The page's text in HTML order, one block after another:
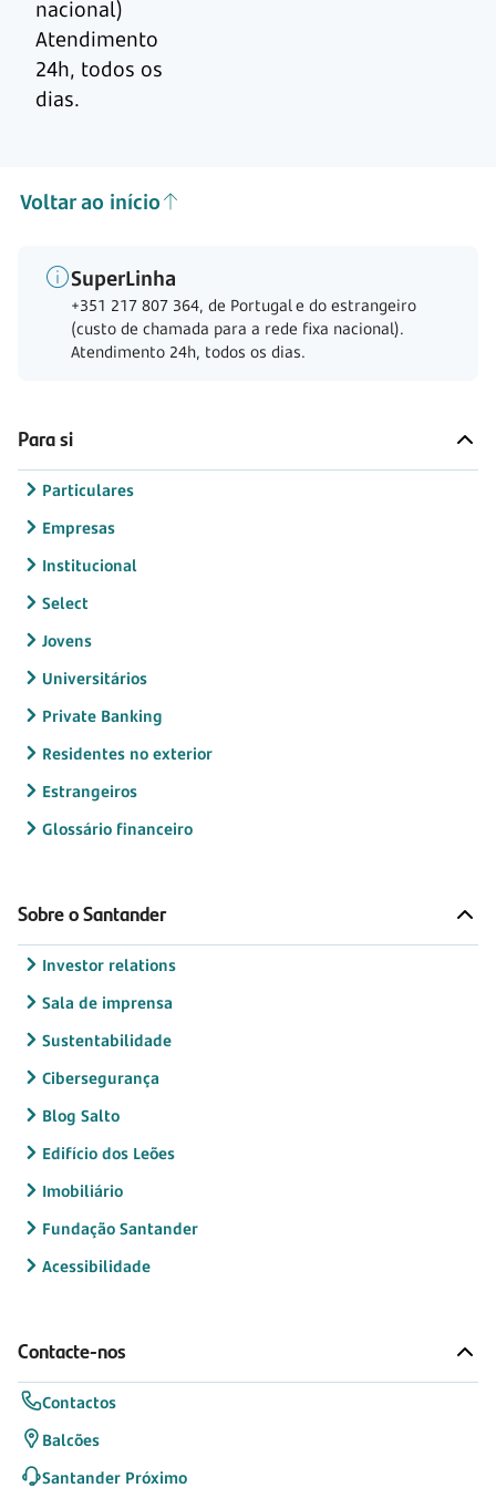
nacional)
Atendimento
24h, todos os
dias.
Voltar ao início
SuperLinha
+351 217 807 364, de Portugal e do estrangeiro
(custo de chamada para a rede fixa nacional).
Atendimento 24h, todos os dias.
Para si
Particulares
Empresas
Institucional
Select
Jovens
Universitários
Private Banking
Residentes no exterior
Estrangeiros
Glossário financeiro
Sobre o Santander
Investor relations
Sala de imprensa
Sustentabilidade
Cibersegurança
Blog Salto
Edifício dos Leões
Imobiliário
Fundação Santander
Acessibilidade
Contacte-nos
Contactos
Balcões
Santander Próximo